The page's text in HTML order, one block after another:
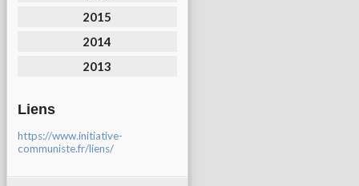
2015
2014
2013
Liens
https://www.initiative-
communiste.fr/liens/